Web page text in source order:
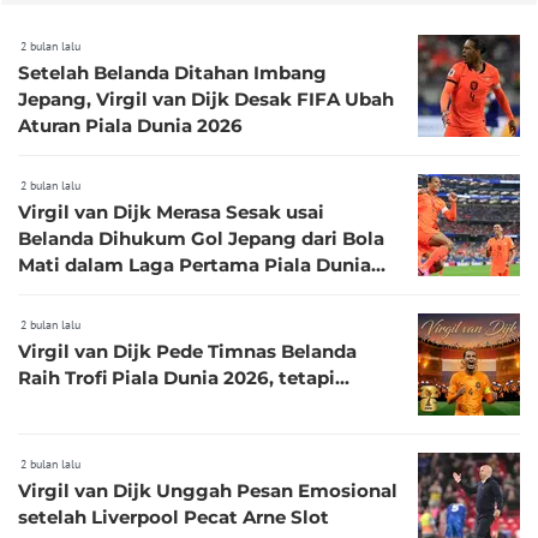
2 bulan lalu
Setelah Belanda Ditahan Imbang
Jepang, Virgil van Dijk Desak FIFA Ubah
Aturan Piala Dunia 2026
2 bulan lalu
Virgil van Dijk Merasa Sesak usai
Belanda Dihukum Gol Jepang dari Bola
Mati dalam Laga Pertama Piala Dunia
2 bulan lalu
Virgil van Dijk Pede Timnas Belanda
Raih Trofi Piala Dunia 2026, tetapi...
2 bulan lalu
Virgil van Dijk Unggah Pesan Emosional
setelah Liverpool Pecat Arne Slot